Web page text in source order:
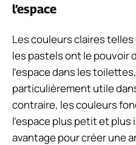
l’espace
Les couleurs claires
les pastels ont le pouvoir
l’espace dans les
particulièrement utile
contraire, les couleurs
l’espace plus petit et
avantage pour créer une